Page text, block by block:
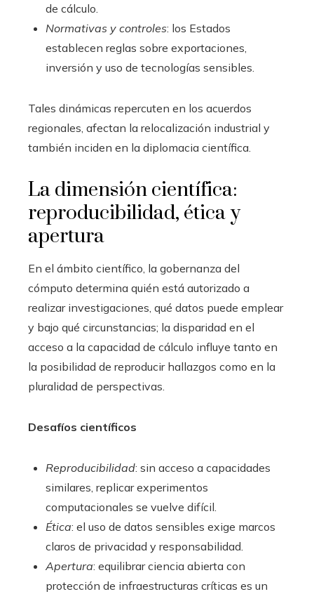
de cálculo.
Normativas y controles: los Estados
establecen reglas sobre exportaciones,
inversión y uso de tecnologías sensibles.
Tales dinámicas repercuten en los acuerdos
regionales, afectan la relocalización industrial y
también inciden en la diplomacia científica.
La dimensión científica:
reproducibilidad, ética y
apertura
En el ámbito científico, la gobernanza del
cómputo determina quién está autorizado a
realizar investigaciones, qué datos puede emplear
y bajo qué circunstancias; la disparidad en el
acceso a la capacidad de cálculo influye tanto en
la posibilidad de reproducir hallazgos como en la
pluralidad de perspectivas.
Desafíos científicos
Reproducibilidad: sin acceso a capacidades
similares, replicar experimentos
computacionales se vuelve difícil.
Ética: el uso de datos sensibles exige marcos
claros de privacidad y responsabilidad.
Apertura: equilibrar ciencia abierta con
protección de infraestructuras críticas es un